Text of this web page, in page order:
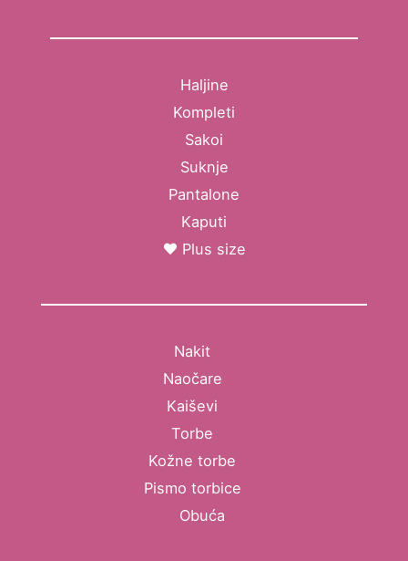
Haljine
Kompleti
Sakoi
Suknje
Pantalone
Kaputi
Plus size
Nakit
Naočare
Kaiševi
Torbe
Kožne torbe
Pismo torbice
Obuća